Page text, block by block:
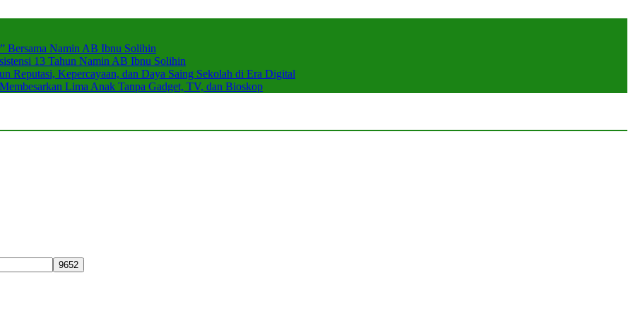
Bersama Namin AB Ibnu Solihin
13 Tahun Namin AB Ibnu Solihin
Reputasi, Kepercayaan, dan Daya Saing Sekolah di Era Digital
Lima Anak Tanpa Gadget, TV, dan Bioskop